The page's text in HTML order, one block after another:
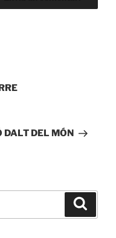
DALT DEL MÓN